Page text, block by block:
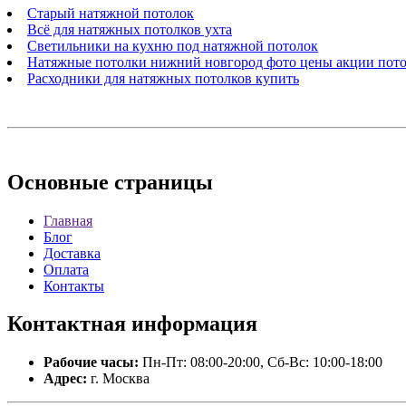
Старый натяжной потолок
Всё для натяжных потолков ухта
Светильники на кухню под натяжной потолок
Натяжные потолки нижний новгород фото цены акции
Расходники для натяжных потолков купить
Основные страницы
Главная
Блог
Доставка
Оплата
Контакты
Контактная информация
Рабочие часы: Пн-Пт: 08:00-20:00, Сб-Вс: 10:00-18:00
Адрес: г. Москва